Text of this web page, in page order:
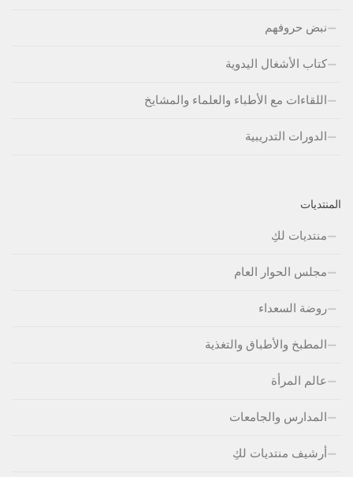
نبض حروفهم
كتاب الأشغال اليدوية
اللقاءات مع الأطباء والعلماء والمشايخ
الدورات التدريبية
المنتديات
منتديات لكِ
مجلس الحوار العام
روضة السعداء
المطبخ والأطباق والتغذية
عالم المرأة
المدارس والجامعات
أرشيف منتديات لكِ